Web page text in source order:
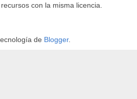
con la misma licencia.
de Blogger.